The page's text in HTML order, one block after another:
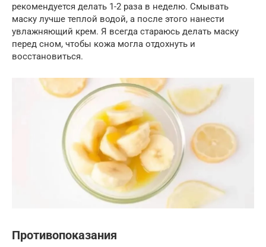
рекомендуется делать 1-2 раза в неделю. Смывать
маску лучше теплой водой, а после этого нанести
увлажняющий крем. Я всегда стараюсь делать маску
перед сном, чтобы кожа могла отдохнуть и
восстановиться.
Противопоказания